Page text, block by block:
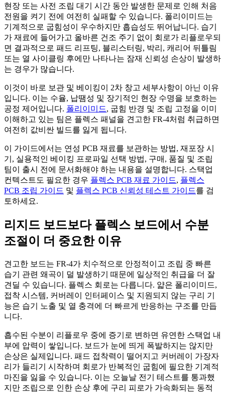
현장 또는 사전 조립 대기 시간 동안 발생한 문제로 인해 처음
전원을 켜기 전에 여전히 실패할 수 있습니다. 폴리이미드는
기계적으로 굽힘성이 우수하지만 흡습성도 뛰어납니다. 습기
가 재료에 들어가고 올바른 건조 주기 없이 회로가 리플로우되
면 결과적으로 패드 리프팅, 블리스터링, 박리, 캐리어 뒤틀림
또는 열 사이클링 후에만 나타나는 잠재 신뢰성 손상이 발생하
는 경우가 많습니다.
이것이 바로 보관 및 베이킹이 2차 창고 세부사항이 아닌 이유
입니다. 이는 수율, 납땜성 및 장기적인 현장 수명을 보호하는
공정 제어입니다. 폴리이미드, 굽힘 반경 및 조립 고정을 이미
이해하고 있는 팀은 플렉스 패널을 견고한 FR-4처럼 취급하면
여전히 값비싼 빌드를 잃게 됩니다.
이 가이드에서는 연성 PCB 재료를 보관하는 방법, 재포장 시
기, 실용적인 베이킹 프로파일 선택 방법, 구매, 품질 및 조립
팀이 출시 전에 문서화해야 하는 내용을 설명합니다. 스택업
컨텍스트도 필요한 경우 플렉스 PCB 재료 가이드, 플렉스
PCB 조립 가이드 및 플렉스 PCB 신뢰성 테스트 가이드를 검
토하세요.
리지드 보드보다 플렉스 보드에서 수분
조절이 더 중요한 이유
견고한 보드는 FR-4가 치수적으로 안정적이고 조립 중 빠른
습기 관련 왜곡이 덜 발생하기 때문에 일상적인 취급을 더 잘
견딜 수 있습니다. 플렉스 회로는 다릅니다. 얇은 폴리이미드,
접착 시스템, 커버레이 인터페이스 및 지원되지 않는 구리 기
능은 습기 노출 및 열 충격에 더 빠르게 반응하는 구조를 만듭
니다.
흡수된 수분이 리플로우 중에 증기로 변하면 유연한 스택업 내
부에 압력이 쌓입니다. 보드가 눈에 띄게 폭발하지는 않지만
손상은 실제입니다. 패드 접착력이 떨어지고 커버레이 가장자
리가 들리기 시작하며 회로가 반복적인 굽힘에 필요한 기계적
마진을 잃을 수 있습니다. 이는 오늘날 전기 테스트를 통과했
지만 조립으로 인한 손상 후에 구리 피로가 가속화되는 동적